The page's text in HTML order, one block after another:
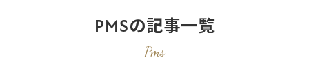
PMSの記事一覧
Pms